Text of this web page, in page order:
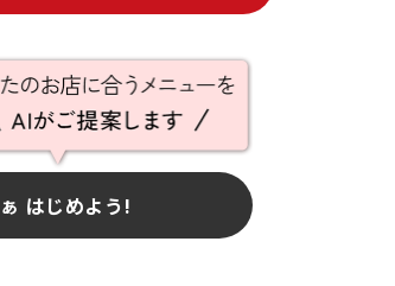
はじめよう!